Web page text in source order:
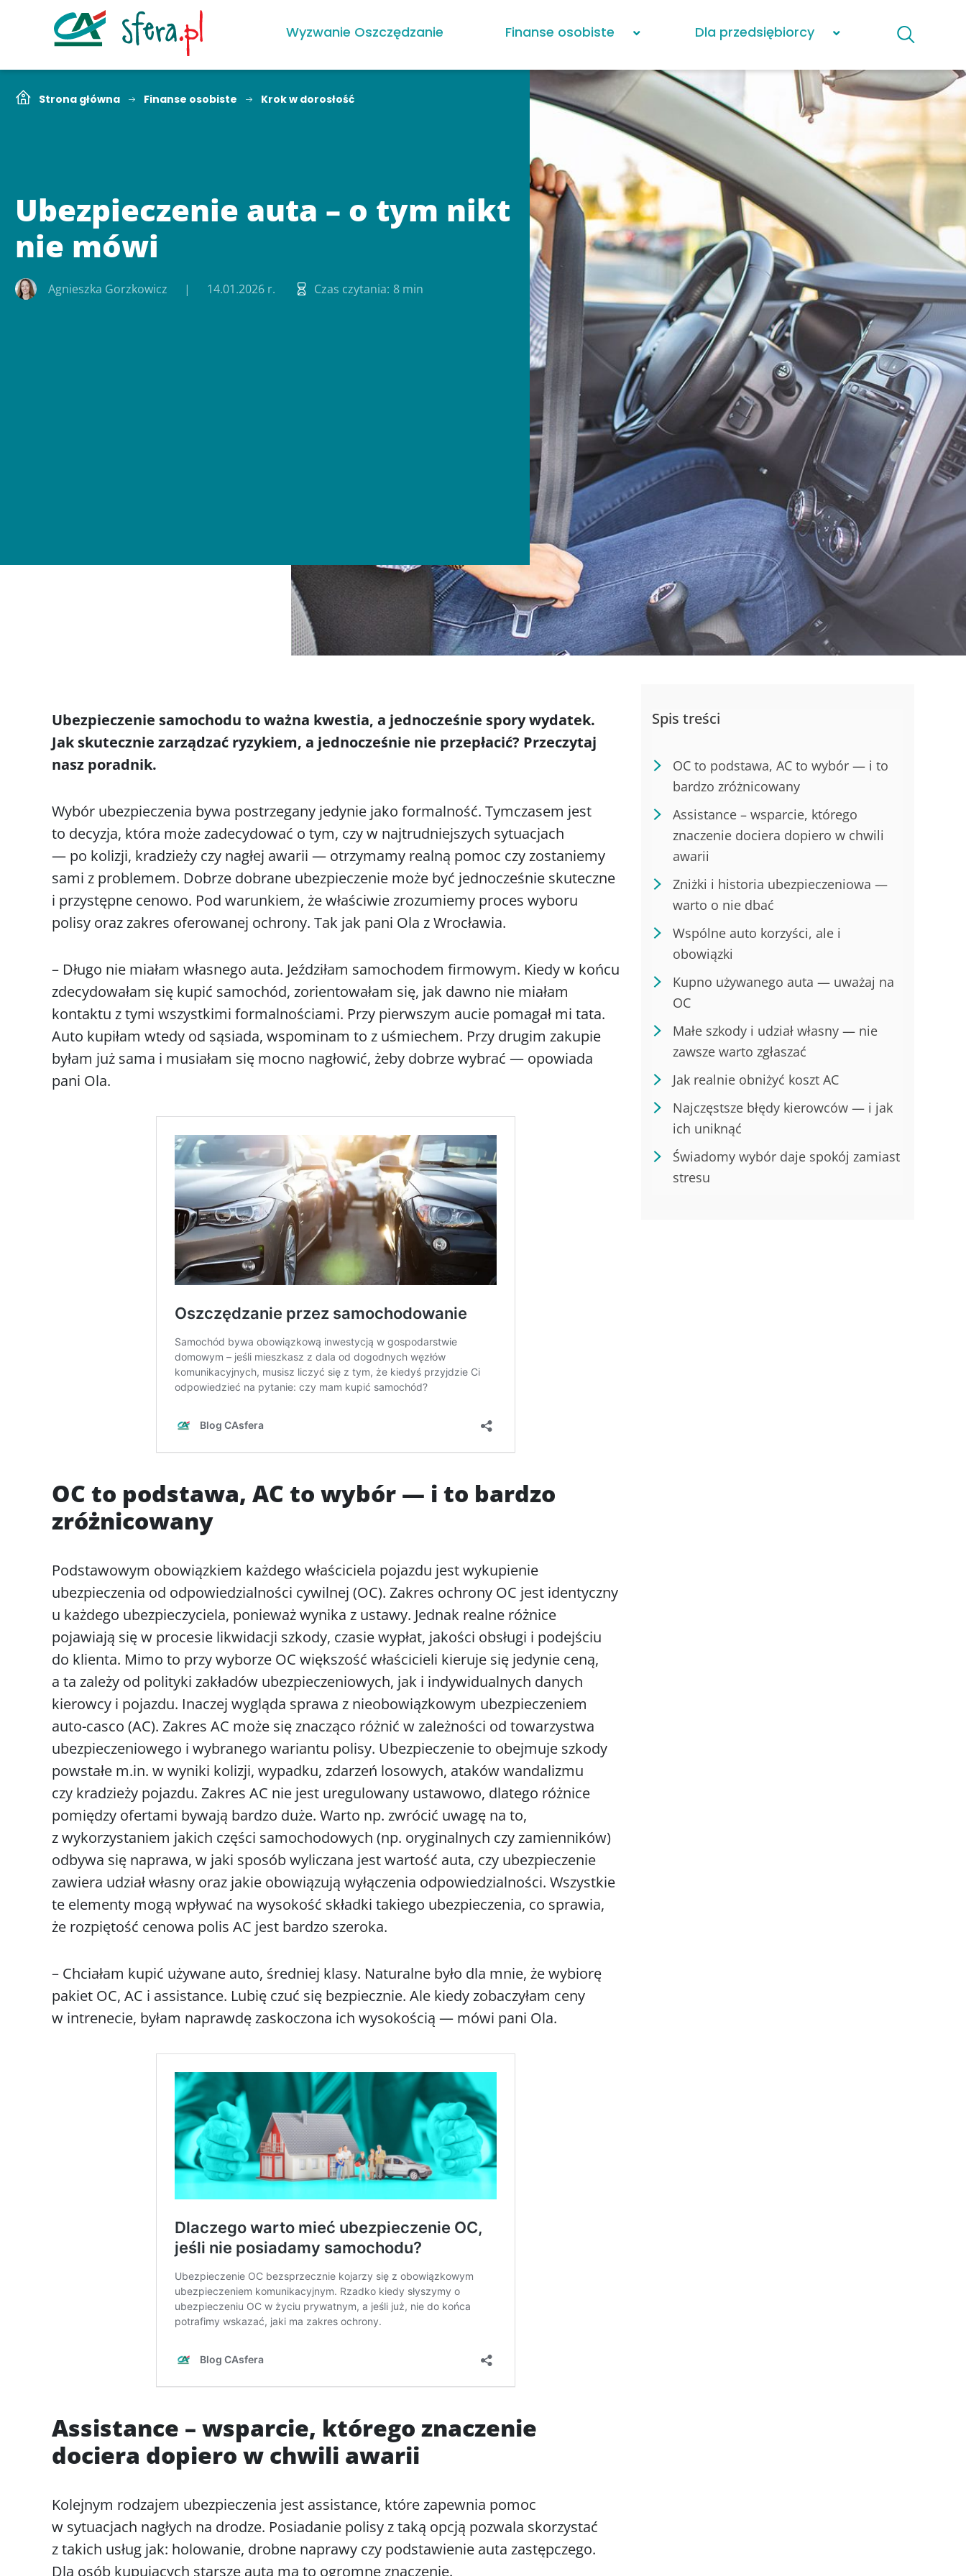
Wyzwanie Oszczędzanie Finanse osobiste Dla przedsiębiorcy
Strona główna Finanse osobiste Krok w dorosłość
Ubezpieczenie auta – o tym nikt
nie mówi
Agnieszka Gorzkowicz 14.01.2026 r. Czas czytania: 8 min
Spis treści
OC to podstawa, AC to wybór — i to
bardzo zróżnicowany
Assistance – wsparcie, którego
znaczenie dociera dopiero w chwili
awarii
Zniżki i historia ubezpieczeniowa —
warto o nie dbać
Wspólne auto korzyści, ale i
obowiązki
Kupno używanego auta — uważaj na
OC
Małe szkody i udział własny — nie
zawsze warto zgłaszać
Jak realnie obniżyć koszt AC
Najczęstsze błędy kierowców — i jak
ich uniknąć
Świadomy wybór daje spokój zamiast
stresu
Ubezpieczenie samochodu to ważna kwestia, a jednocześnie spory wydatek.
Jak skutecznie zarządzać ryzykiem, a jednocześnie nie przepłacić? Przeczytaj
nasz poradnik.
Wybór ubezpieczenia bywa postrzegany jedynie jako formalność. Tymczasem jest
to decyzja, która może zadecydować o tym, czy w najtrudniejszych sytuacjach
— po kolizji, kradzieży czy nagłej awarii — otrzymamy realną pomoc czy zostaniemy
sami z problemem. Dobrze dobrane ubezpieczenie może być jednocześnie skuteczne
i przystępne cenowo. Pod warunkiem, że właściwie zrozumiemy proces wyboru
polisy oraz zakres oferowanej ochrony. Tak jak pani Ola z Wrocławia.
– Długo nie miałam własnego auta. Jeździłam samochodem firmowym. Kiedy w końcu
zdecydowałam się kupić samochód, zorientowałam się, jak dawno nie miałam
kontaktu z tymi wszystkimi formalnościami. Przy pierwszym aucie pomagał mi tata.
Auto kupiłam wtedy od sąsiada, wspominam to z uśmiechem. Przy drugim zakupie
byłam już sama i musiałam się mocno nagłowić, żeby dobrze wybrać — opowiada
pani Ola.
OC to podstawa, AC to wybór — i to bardzo
zróżnicowany
Podstawowym obowiązkiem każdego właściciela pojazdu jest wykupienie
ubezpieczenia od odpowiedzialności cywilnej (OC). Zakres ochrony OC jest identyczny
u każdego ubezpieczyciela, ponieważ wynika z ustawy. Jednak realne różnice
pojawiają się w procesie likwidacji szkody, czasie wypłat, jakości obsługi i podejściu
do klienta. Mimo to przy wyborze OC większość właścicieli kieruje się jedynie ceną,
a ta zależy od polityki zakładów ubezpieczeniowych, jak i indywidualnych danych
kierowcy i pojazdu. Inaczej wygląda sprawa z nieobowiązkowym ubezpieczeniem
auto-casco (AC). Zakres AC może się znacząco różnić w zależności od towarzystwa
ubezpieczeniowego i wybranego wariantu polisy. Ubezpieczenie to obejmuje szkody
powstałe m.in. w wyniki kolizji, wypadku, zdarzeń losowych, ataków wandalizmu
czy kradzieży pojazdu. Zakres AC nie jest uregulowany ustawowo, dlatego różnice
pomiędzy ofertami bywają bardzo duże. Warto np. zwrócić uwagę na to,
z wykorzystaniem jakich części samochodowych (np. oryginalnych czy zamienników)
odbywa się naprawa, w jaki sposób wyliczana jest wartość auta, czy ubezpieczenie
zawiera udział własny oraz jakie obowiązują wyłączenia odpowiedzialności. Wszystkie
te elementy mogą wpływać na wysokość składki takiego ubezpieczenia, co sprawia,
że rozpiętość cenowa polis AC jest bardzo szeroka.
– Chciałam kupić używane auto, średniej klasy. Naturalne było dla mnie, że wybiorę
pakiet OC, AC i assistance. Lubię czuć się bezpiecznie. Ale kiedy zobaczyłam ceny
w intrenecie, byłam naprawdę zaskoczona ich wysokością — mówi pani Ola.
Assistance – wsparcie, którego znaczenie
dociera dopiero w chwili awarii
Kolejnym rodzajem ubezpieczenia jest assistance, które zapewnia pomoc
w sytuacjach nagłych na drodze. Posiadanie polisy z taką opcją pozwala skorzystać
z takich usług jak: holowanie, drobne naprawy czy podstawienie auta zastępczego.
Dla osób kupujących starsze auta ma to ogromne znaczenie.